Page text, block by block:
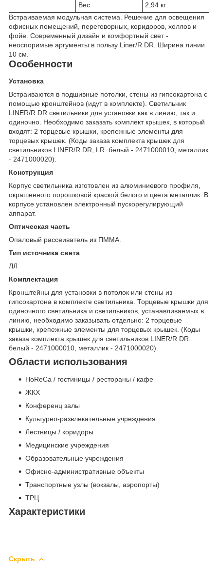
Вес
2,94 кг
Встраиваемая модульная система. Решение для освещения
офисных помещений, переговорных, коридоров, холлов и
фойе. Современный дизайн и комфортный свет -
неоспоримые аргументы в пользу Liner/R DR. Ширина линии
10 см.
Особенности
Установка
Встраиваются в подшивные потолки, стены из гипсокартона с
помощью кронштейнов (идут в комплекте). Светильник
LINER/R DR светильники для установки как в линию, так и
одиночно. Необходимо заказать комплект крышек, в который
входят: 2 торцевые крышки, крепежные элементы для
торцевых крышек. (Коды заказа комплекта крышек для
светильников LINER/R DR, LR: белый - 2471000010, металлик
- 2471000020).
Конструкция
Корпус светильника изготовлен из алюминиевого профиля,
окрашенного порошковой краской белого и цвета металлик. В
корпусе установлен электронный пускорегулирующий
аппарат.
Оптическая часть
Опаловый рассеиватель из ПММА.
Тип источника света
ЛЛ
Комплектация
Кронштейны для установки в потолок или стены из
гипсокартона в комплекте светильника. Торцевые крышки для
одиночного светильника и светильников, устанавливаемых в
линию, необходимо заказывать отдельно: 2 торцевые
крышки, крепежные элементы для торцевых крышек. (Коды
заказа комплекта крышек для светильников LINER/R DR:
белый - 2471000010, металлик - 2471000020).
Области использования
HoReCa / гостиницы / рестораны / кафе
ЖКХ
Конференц залы
Культурно-развлекательные учреждения
Лестницы / коридоры
Медицинские учреждения
Образовательные учреждения
Офисно-административные объекты
Транспортные узлы (вокзалы, аэропорты)
ТРЦ
Характеристики
Скрыть